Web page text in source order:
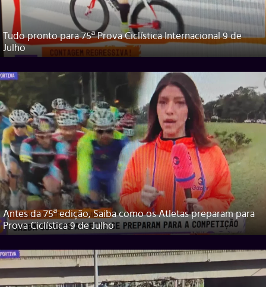
Tudo pronto para 75ª Prova Ciclística Internacional 9 de
Julho
Antes da 75ª edição, Saiba como os Atletas preparam para
Prova Ciclística 9 de Julho